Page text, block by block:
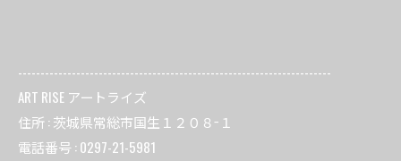
----------------------------------------------------------------------
ART RISE アートライズ
住所 : 茨城県常総市国生１２０８−１
電話番号 : 0297-21-5981